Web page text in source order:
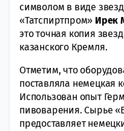
символом в виде
«Татспиртпром» Ирек
это точная копия
казанского Кремля.
Отметим, что
поставляла немецкая
Использован опыт
пивоварения. Сырье
предоставляет